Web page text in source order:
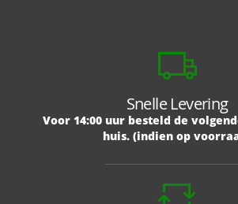
Snelle Levering
Voor 14:00 uur besteld de
huis. (indien op